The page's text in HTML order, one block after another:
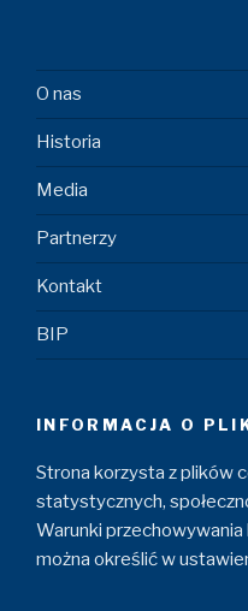
O nas
Historia
Media
Partnerzy
Kontakt
BIP
INFORMACJA O
Strona korzysta z plików
statystycznych,
Warunki
można określić w